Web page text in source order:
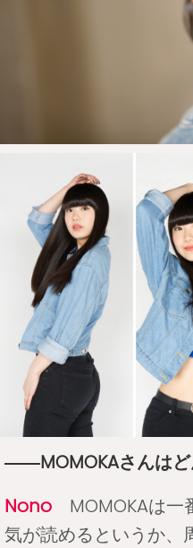
――MOMOKAさんはど
Nono MOMOKAは一
気が読めるというか、